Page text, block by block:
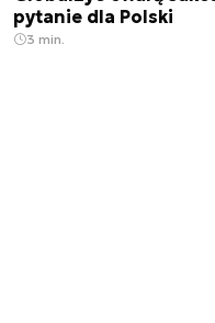
pytanie dla Polski
3 min.